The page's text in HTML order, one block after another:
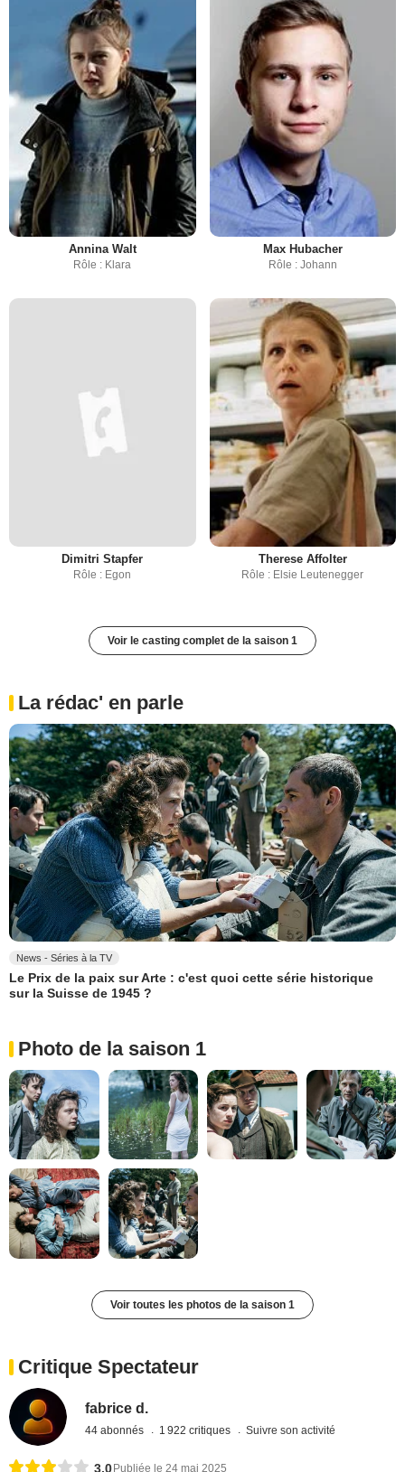
Annina Walt
Rôle : Klara
Max Hubacher
Rôle : Johann
Dimitri Stapfer
Rôle : Egon
Therese Affolter
Rôle : Elsie Leutenegger
Voir le casting complet de la saison 1
La rédac' en parle
News - Séries à la TV
Le Prix de la paix sur Arte : c'est quoi cette série historique
sur la Suisse de 1945 ?
Photo de la saison 1
Voir toutes les photos de la saison 1
Critique Spectateur
fabrice d.
44 abonnés 1 922 critiques Suivre son activité
3,0Publiée le 24 mai 2025